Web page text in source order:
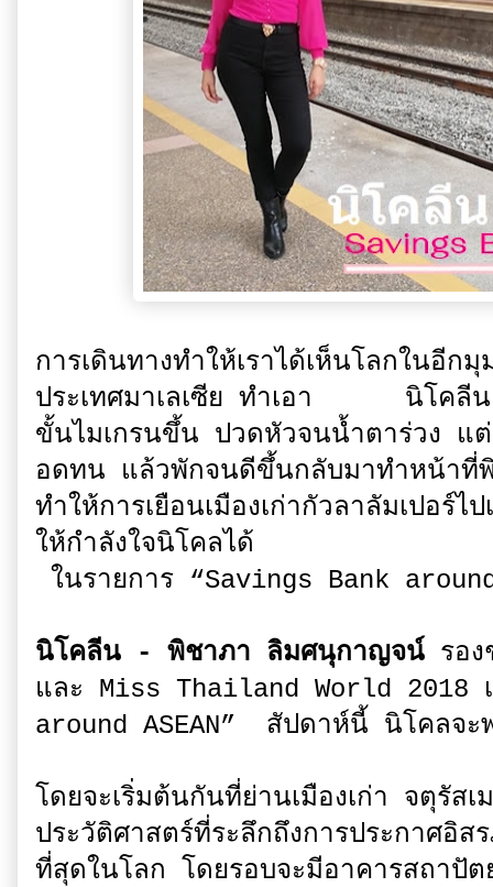
การเดินทางทำให้เราได้เห็นโลกในอี
ประเทศมาเลเซีย ทำเอา นิโคลีน
ขั้นไมเกรนขึ้น ปวดหัวจนน้ำตาร่วง แ
อดทน แล้วพักจนดีขึ้นกลับมาทำหน้าที่พิ
ทำให้การเยือนเมืองเก่ากัวลาลัมเปอร์
ให้กำลังใจนิโคลได้
ในรายการ “Savings Bank around
นิโคลีน - พิชาภา ลิมศนุกาญจน์ รอ
และ Miss Thailand World 2018
around ASEAN” สัปดาห์นี้ นิโคลจะ
โดยจะเริ่มต้นกันที่ย่านเมืองเก่า จตุรัส
ประวัติศาสตร์ที่ระลึกถึงการประกาศอิส
ที่สุดในโลก โดยรอบจะมีอาคารสถาปั